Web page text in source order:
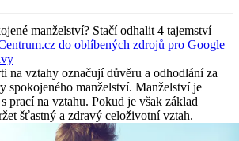
manželství? Stačí odhalit 4 tajemství
do oblíbených zdrojů pro Google
na vztahy označují důvěru a odhodlání za
spokojeného manželství. Manželství je
prací na vztahu. Pokud je však základ
šťastný a zdravý celoživotní vztah.